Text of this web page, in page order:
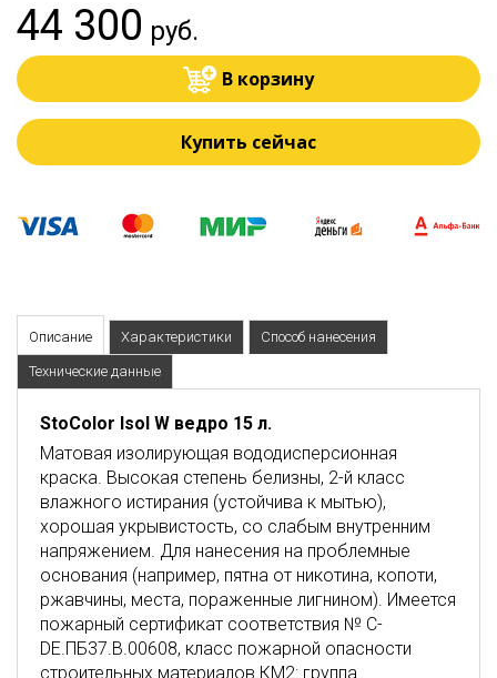
44 300 руб.
В корзину
Купить сейчас
Описание Характеристики Способ нанесения
Технические данные
StoColor Isol W ведро 15 л.
Матовая изолирующая вододисперсионная
краска. Высокая степень белизны, 2-й класс
влажного истирания (устойчива к мытью),
хорошая укрывистость, со слабым внутренним
напряжением. Для нанесения на проблемные
основания (например, пятна от никотина, копоти,
ржавчины, места, пораженные лигнином). Имеется
пожарный сертификат соответствия № C-
DE.ПБ37.В.00608, класс пожарной опасности
строительных материалов КМ2: группа